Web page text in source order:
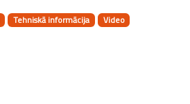
Tehniskā informācija Video